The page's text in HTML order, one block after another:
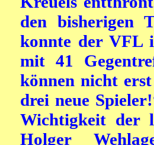
den bisherigen
konnte der VFL
mit 41
können nicht
drei neue
Wichtigkeit der
Holger